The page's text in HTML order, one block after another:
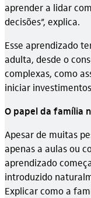
aprender a lidar
decisões”, explica.
Esse aprendizado
adulta, desde o
complexas, como
iniciar
O papel da família
Apesar de muitas
apenas a aulas ou
aprendizado
introduzido
Explicar como a